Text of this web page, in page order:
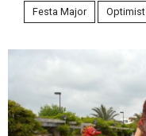
Festa Major Optimist